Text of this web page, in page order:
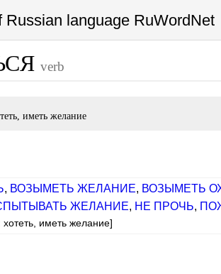
Russian language RuWordNet
verb
иметь желание
, ВОЗЫМЕТЬ ЖЕЛАНИЕ, ВОЗЫМЕТЬ
ЖЕЛАНИЕ, НЕ ПРОЧЬ,
иметь желание]